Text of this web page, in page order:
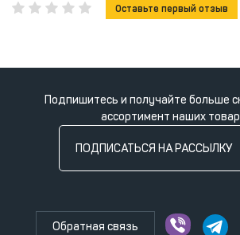
Оставьте первый отзыв
Подпишитесь и получайте больше
ассортимент наших
ПОДПИСАТЬСЯ НА РАССЫЛКУ
Обратная связь